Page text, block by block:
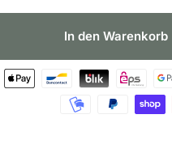
In den Warenkorb